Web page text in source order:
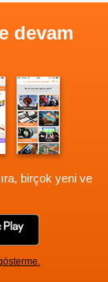
devam
birçok yeni ve